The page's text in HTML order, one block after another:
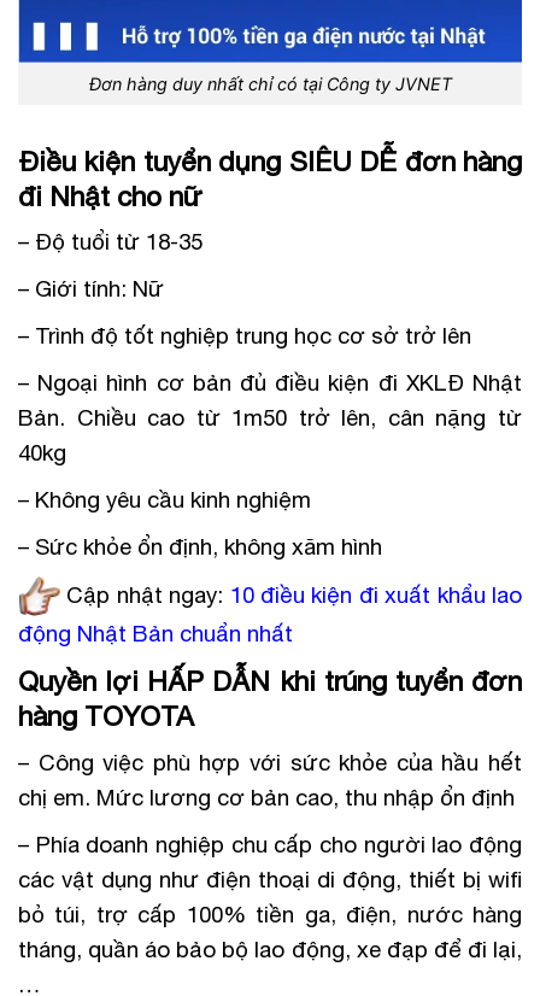
Đơn hàng duy nhất chỉ có tại Công ty JVNET
Điều kiện tuyển dụng SIÊU DỄ đơn hàng
đi Nhật cho nữ
– Độ tuổi từ 18-35
– Giới tính: Nữ
– Trình độ tốt nghiệp trung học cơ sở trở lên
– Ngoại hình cơ bản đủ điều kiện đi XKLĐ Nhật
Bản. Chiều cao từ 1m50 trở lên, cân nặng từ
40kg
– Không yêu cầu kinh nghiệm
– Sức khỏe ổn định, không xăm hình
Cập nhật ngay: 10 điều kiện đi xuất khẩu lao
động Nhật Bản chuẩn nhất
Quyền lợi HẤP DẪN khi trúng tuyển đơn
hàng TOYOTA
– Công việc phù hợp với sức khỏe của hầu hết
chị em. Mức lương cơ bản cao, thu nhập ổn định
– Phía doanh nghiệp chu cấp cho người lao động
các vật dụng như điện thoại di động, thiết bị wifi
bỏ túi, trợ cấp 100% tiền ga, điện, nước hàng
tháng, quần áo bảo bộ lao động, xe đạp để đi lại,
…